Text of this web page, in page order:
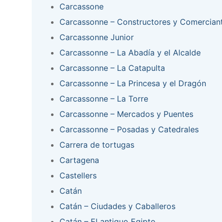
Carcassone
Carcassonne – Constructores y
Carcassonne Junior
Carcassonne – La Abadía y el Alcalde
Carcassonne – La Catapulta
Carcassonne – La Princesa y el Dragón
Carcassonne – La Torre
Carcassonne – Mercados y Puentes
Carcassonne – Posadas y Catedrales
Carrera de tortugas
Cartagena
Castellers
Catán
Catán – Ciudades y Caballeros